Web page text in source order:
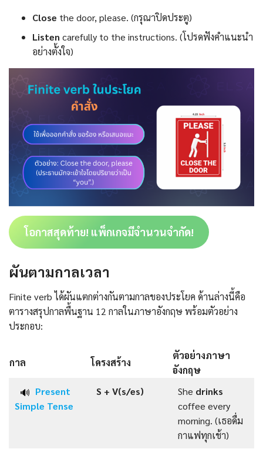
Close the door, please. (กรุณาปิดประตู)
Listen carefully to the instructions. (โปรดฟังคำแนะนำ
อย่างตั้งใจ)
โอกาสสุดท้าย! แพ็กเกจมีจำนวนจำกัด!
ผันตามกาลเวลา
Finite verb ได้ผันแตกต่างกันตามกาลของประโยค ด้านล่างนี้คือ
ตารางสรุปกาลพื้นฐาน 12 กาลในภาษาอังกฤษ พร้อมตัวอย่าง
ประกอบ:
กาล โครงสร้าง
ตัวอย่างภาษา
อังกฤษ
🔊 Present
Simple Tense
S + V(s/es) She drinks
coffee every
morning. (เธอดื่ม
กาแฟทุกเช้า)